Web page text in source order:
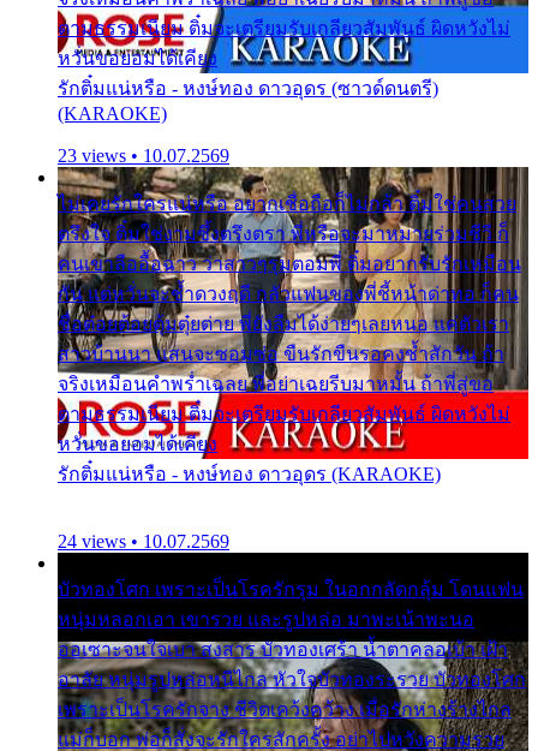
ตามธรรมเนียม ติ๋มจะเตรียมรับเกลียวสัมพันธ์ ผิดหวังไม่
หวั่นขอยอมได้เคียง
รักติ๋มแน่หรือ - หงษ์ทอง ดาวอุดร (ซาวด์ดนตรี)
(KARAOKE)
23 views • 10.07.2569
ไม่เคยรักใครแน่หรือ อยากเชื่อถือก็ไม่กล้า ติ๋มใช่คนสวย
ตรึงใจ ติ๋มใช่งามซึ้งตรึงตรา พี่หรือจะมาหมายร่วมชีวี ก็
คนเขาลืออื้อฉาว ว่าสาวๆรุมตอมพี่ ติ๋มอยากรับรักเหมือน
กัน แต่หวั่นจะช้ำดวงฤดี กลัวแฟนของพี่ชี้หน้าด่าทอ ก็คน
ชื่อต๋อยต้อยตุ้มตุ๋ยต่าย พี่ยังลืมได้ง่ายๆเลยหนอ แค่ตัวเรา
สาวบ้านนา แสนจะซอมซ่อ ขืนรักขืนรอคงช้ำสักวัน ถ้า
จริงเหมือนคำพร่ำเฉลย พี่อย่าเฉยรีบมาหมั้น ถ้าพี่สู่ขอ
ตามธรรมเนียม ติ๋มจะเตรียมรับเกลียวสัมพันธ์ ผิดหวังไม่
หวั่นขอยอมได้เคียง
รักติ๋มแน่หรือ - หงษ์ทอง ดาวอุดร (KARAOKE)
24 views • 10.07.2569
บัวทองโศก เพราะเป็นโรครักรุม ในอกกลัดกลุ้ม โดนแฟน
หนุ่มหลอกเอา เขารวย และรูปหล่อ มาพะเน้าพะนอ
ออเซาะจนใจเบา สงสาร บัวทองเศร้า น้ำตาคลอเบ้า เฝ้า
อาลัย หนุ่มรูปหล่อหนีไกล หัวใจบัวทองระรวย บัวทองโศก
เพราะเป็นโรครักจาง ชีวิตเคว้งคว้าง เมื่อรักห่างร้างไกล
แม่ก็บอก พ่อก็สั่งจะรักใครสักครั้ง อย่าไปหวังความรวย